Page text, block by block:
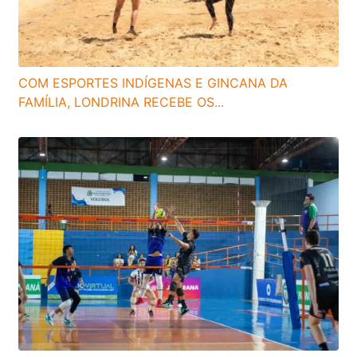
COM ESPORTES INDÍGENAS E GINCANA DA
FAMÍLIA, LONDRINA RECEBE OS...